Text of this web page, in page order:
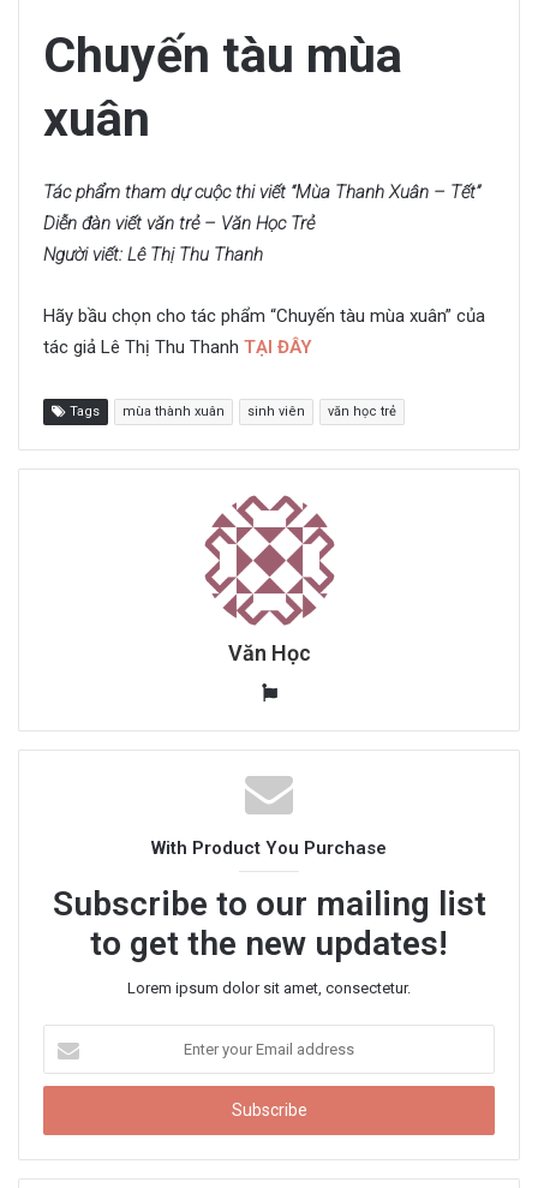
Chuyến tàu mùa
xuân
Tác phẩm tham dự cuộc thi viết “Mùa Thanh Xuân – Tết”
Diễn đàn viết văn trẻ – Văn Học Trẻ
Người viết: Lê Thị Thu Thanh
Hãy bầu chọn cho tác phẩm “Chuyến tàu mùa xuân” của
tác giả Lê Thị Thu Thanh TẠI ĐÂY
Tags mùa thành xuân sinh viên văn học trẻ
Văn Học
W
b
s
i
e
With Product You Purchase
Subscribe to our mailing list
to get the new updates!
Lorem ipsum dolor sit amet, consectetur.
t
r
y